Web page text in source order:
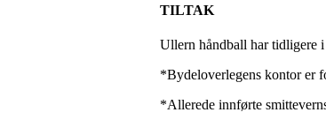
TILTAK
Ullern håndball har tidligere
*Bydeloverlegens kontor er
*Allerede innførte